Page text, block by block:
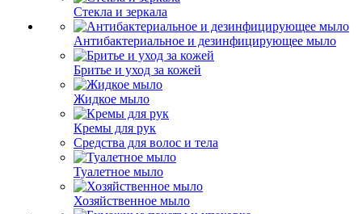
Стекла и зеркала
Антибактериальное и дезинфицирующее мыло
Бритье и уход за кожей
Жидкое мыло
Кремы для рук
Средства для волос и тела
Туалетное мыло
Хозяйственное мыло